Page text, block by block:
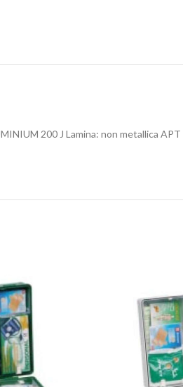
200 J Lamina: non metallica